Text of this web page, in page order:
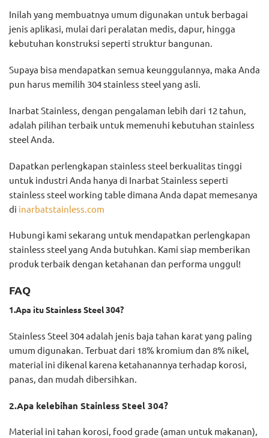
Inilah yang membuatnya umum digunakan untuk berbagai
jenis aplikasi, mulai dari peralatan medis, dapur, hingga
kebutuhan konstruksi seperti struktur bangunan.
Supaya bisa mendapatkan semua keunggulannya, maka Anda
pun harus memilih 304 stainless steel yang asli.
Inarbat Stainless, dengan pengalaman lebih dari 12 tahun,
adalah pilihan terbaik untuk memenuhi kebutuhan stainless
steel Anda.
Dapatkan perlengkapan stainless steel berkualitas tinggi
untuk industri Anda hanya di Inarbat Stainless seperti
stainless steel working table dimana Anda dapat memesanya
di inarbatstainless.com
Hubungi kami sekarang untuk mendapatkan perlengkapan
stainless steel yang Anda butuhkan. Kami siap memberikan
produk terbaik dengan ketahanan dan performa unggul!
FAQ
1.Apa itu Stainless Steel 304?
Stainless Steel 304 adalah jenis baja tahan karat yang paling
umum digunakan. Terbuat dari 18% kromium dan 8% nikel,
material ini dikenal karena ketahanannya terhadap korosi,
panas, dan mudah dibersihkan.
2.Apa kelebihan Stainless Steel 304?
Material ini tahan korosi, food grade (aman untuk makanan),